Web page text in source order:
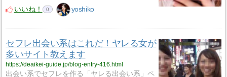
いいね！
0 yoshiko
セフレ出会い系はこれだ！ヤレる女が
多いサイト教えます
https://deaikei-guide.jp/blog-entry-416.html
出会い系でセフレを作る「ヤレる出会い系」ペ